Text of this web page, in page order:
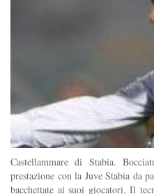
Castellammare di Stabia.
prestazione con la Juve Stabia da
bacchettate ai suoi giocatori. Il